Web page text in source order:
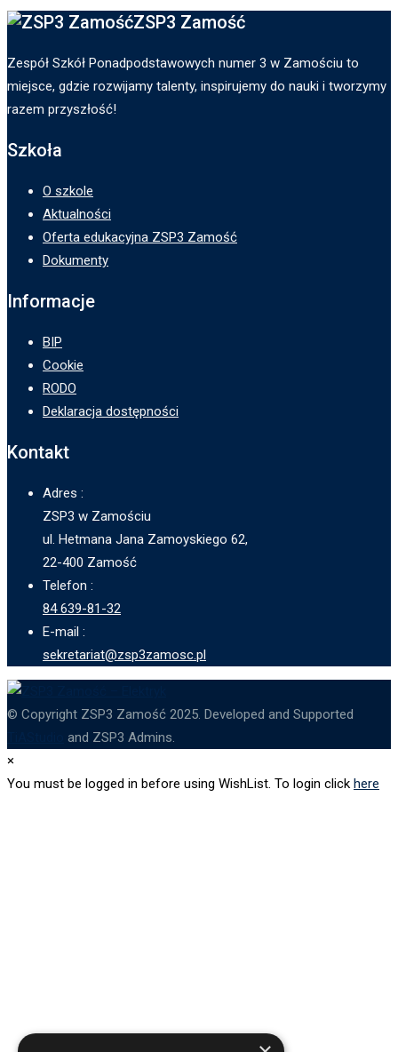
ZSP3 Zamość
Zespół Szkół Ponadpodstawowych numer 3 w Zamościu to
miejsce, gdzie rozwijamy talenty, inspirujemy do nauki i tworzymy
razem przyszłość!
Szkoła
O szkole
Aktualności
Oferta edukacyjna ZSP3 Zamość
Dokumenty
Informacje
BIP
Cookie
RODO
Deklaracja dostępności
Kontakt
Adres :
ZSP3 w Zamościu
ul. Hetmana Jana Zamoyskiego 62,
22-400 Zamość
Telefon :
84 639-81-32
E-mail :
sekretariat@zsp3zamosc.pl
© Copyright ZSP3 Zamość 2025. Developed and Supported
and ZSP3 Admins.
×
You must be logged in before using WishList. To login click here